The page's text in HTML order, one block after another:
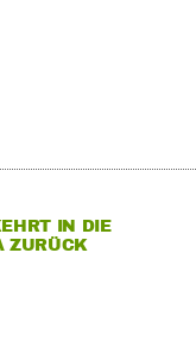
IN DIE
ZURÜCK